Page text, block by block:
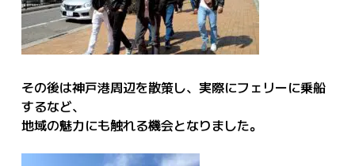
その後は神戸港周辺を散策し、実際にフェリーに乗船
するなど、
地域の魅力にも触れる機会となりました。